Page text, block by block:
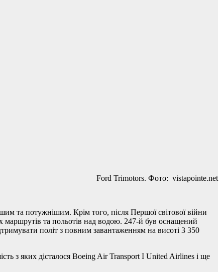
Ford Trimotors. Фото: vistapointe.net
та потужнішим. Крім того, після Першої світової війни
маршрутів та польотів над водою. 247-й був оснащений
політ з повним завантаженням на висоті 3 350
з яких дісталося Boeing Air Transport І United Airlines і ще